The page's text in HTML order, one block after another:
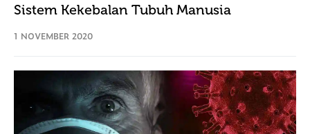
Sistem Kekebalan Tubuh Manusia
1 NOVEMBER 2020